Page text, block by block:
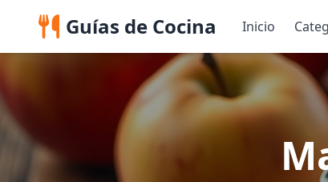
Guías de Cocina Inicio